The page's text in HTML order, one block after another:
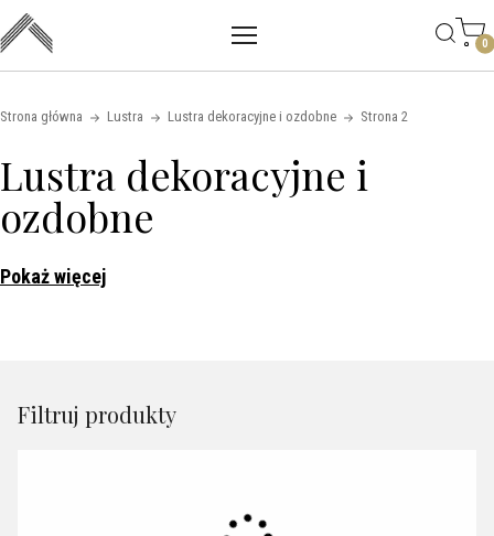
Skip to content
Main mobile navigation
0
Strona główna Lustra Lustra dekoracyjne i ozdobne Strona 2
Lustra dekoracyjne i
ozdobne
Pokaż więcej
Filtruj produkty